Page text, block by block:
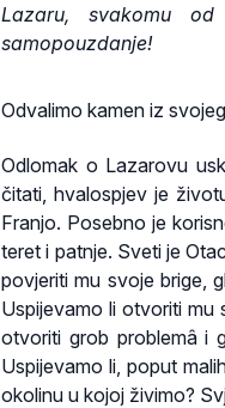
Lazaru, svakomu
samopouzdanje!
Odvalimo kamen iz
Odlomak o Lazarovu
čitati, hvalospjev je
Franjo. Posebno je
teret i patnje. Sveti je
povjeriti mu svoje brige,
Uspijevamo li otvoriti mu
otvoriti grob problemâ i
Uspijevamo li, poput
okolinu u kojoj živimo?